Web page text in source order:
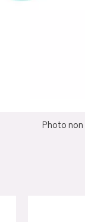
Photo